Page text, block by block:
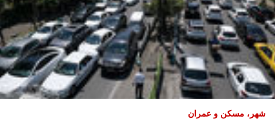
شهر، مسکن و عمران